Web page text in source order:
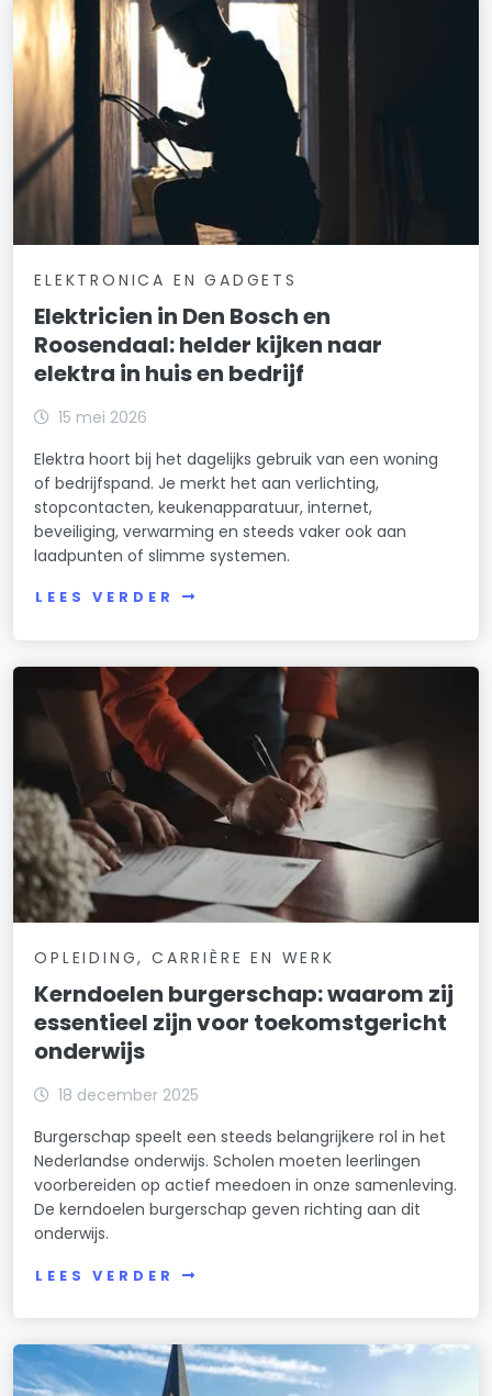
ELEKTRONICA EN GADGETS
Elektricien in Den Bosch en
Roosendaal: helder kijken naar
elektra in huis en bedrijf
15 mei 2026
Elektra hoort bij het dagelijks gebruik van een woning
of bedrijfspand. Je merkt het aan verlichting,
stopcontacten, keukenapparatuur, internet,
beveiliging, verwarming en steeds vaker ook aan
laadpunten of slimme systemen.
LEES VERDER
OPLEIDING, CARRIÈRE EN WERK
Kerndoelen burgerschap: waarom zij
essentieel zijn voor toekomstgericht
onderwijs
18 december 2025
Burgerschap speelt een steeds belangrijkere rol in het
Nederlandse onderwijs. Scholen moeten leerlingen
voorbereiden op actief meedoen in onze samenleving.
De kerndoelen burgerschap geven richting aan dit
onderwijs.
LEES VERDER